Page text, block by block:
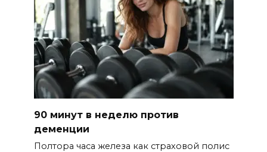
90 минут в неделю против
деменции
Полтора часа железа как страховой полис